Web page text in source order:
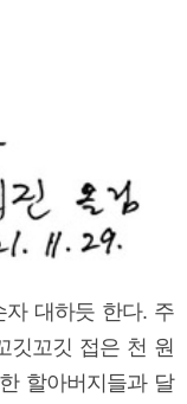
자 대하듯 한다. 주
깃꼬깃 접은 천 원
할아버지들과 달